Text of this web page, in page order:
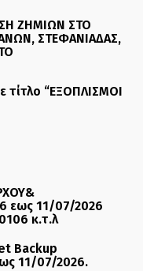
ΖΗΜΙΩΝ ΣΤΟ
ΣΤΕΦΑΝΙΑΔΑΣ,
“ΕΞΟΠΛΙΣΜΟΙ
εως 11/07/2026
κ.τ.λ
Backup
11/07/2026.